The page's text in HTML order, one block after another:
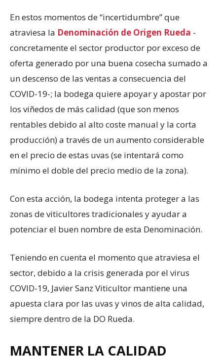
En estos momentos de “incertidumbre” que
atraviesa la Denominación de Origen Rueda -
concretamente el sector productor por exceso de
oferta generado por una buena cosecha sumado a
un descenso de las ventas a consecuencia del
COVID-19-; la bodega quiere apoyar y apostar por
los viñedos de más calidad (que son menos
rentables debido al alto coste manual y la corta
producción) a través de un aumento considerable
en el precio de estas uvas (se intentará como
mínimo el doble del precio medio de la zona).
Con esta acción, la bodega intenta proteger a las
zonas de viticultores tradicionales y ayudar a
potenciar el buen nombre de esta Denominación.
Teniendo en cuenta el momento que atraviesa el
sector, debido a la crisis generada por el virus
COVID-19, Javier Sanz Viticultor mantiene una
apuesta clara por las uvas y vinos de alta calidad,
siempre dentro de la DO Rueda.
MANTENER LA CALIDAD